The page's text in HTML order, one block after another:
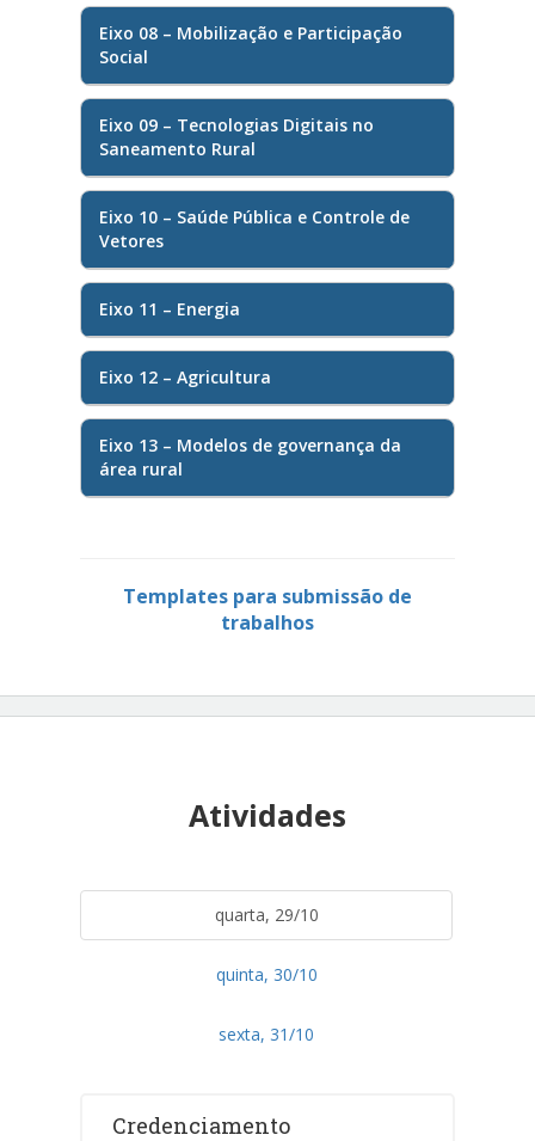
Eixo 08 – Mobilização e Participação
Social
Eixo 09 – Tecnologias Digitais no
Saneamento Rural
Eixo 10 – Saúde Pública e Controle de
Vetores
Eixo 11 – Energia
Eixo 12 – Agricultura
Eixo 13 – Modelos de governança da
área rural
Templates para submissão de
trabalhos
Atividades
quarta, 29/10
quinta, 30/10
sexta, 31/10
Credenciamento